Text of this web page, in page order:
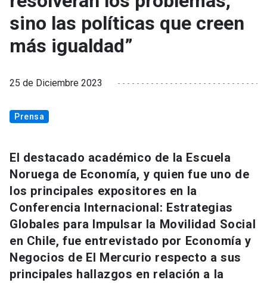
sino las políticas que creen
más igualdad”
25 de Diciembre 2023
Prensa
El destacado académico de la Escuela
Noruega de Economía, y quien fue uno de
los principales expositores en la
Conferencia Internacional: Estrategias
Globales para Impulsar la Movilidad Social
en Chile, fue entrevistado por Economía y
Negocios de El Mercurio respecto a sus
principales hallazgos en relación a la